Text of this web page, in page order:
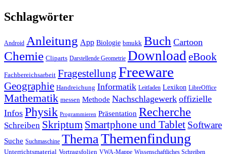
Schlagwörter
Android Anleitung App Biologie bmukk Buch Cartoon
Chemie Cliparts Darstellende Geometrie Download eBook
Fachbereichsarbeit Fragestellung Freeware
Geographie Handreichung Informatik Leitfaden Lexikon LibreOffice
Mathematik messen Methode Nachschlagewerk offizielle
Infos Physik Programmieren Präsentation Recherche
Schreiben Skriptum Smartphone und Tablet Software
Suche Suchmaschine Thema Themenfindung
Unterrichtsmaterial Vortragsfolien VWA-Mappe Wissenschaftliches Schreiben